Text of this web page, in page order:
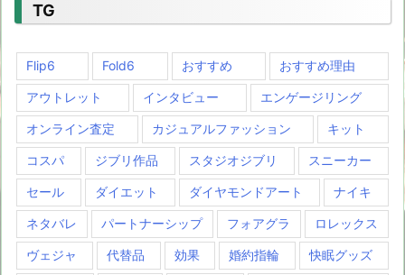
TG
Flip6 Fold6 おすすめ おすすめ理由
アウトレット インタビュー エンゲージリング
オンライン査定 カジュアルファッション キット
コスパ ジブリ作品 スタジオジブリ スニーカー
セール ダイエット ダイヤモンドアート ナイキ
ネタバレ パートナーシップ フォアグラ ロレックス
ヴェジャ 代替品 効果 婚約指輪 快眠グッズ